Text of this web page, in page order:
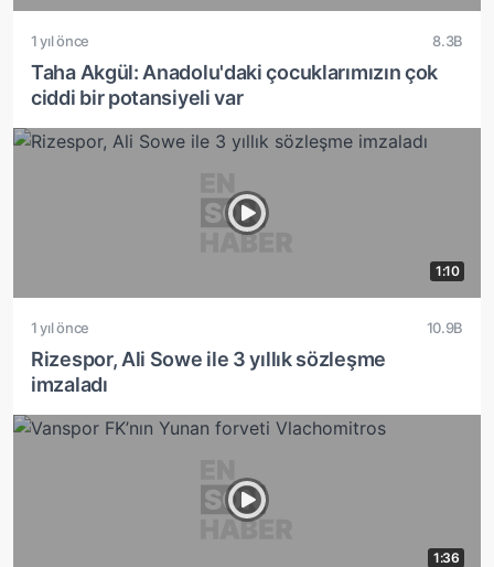
1 yıl önce 8.3B
Taha Akgül: Anadolu'daki çocuklarımızın çok
ciddi bir potansiyeli var
1:10
1 yıl önce 10.9B
Rizespor, Ali Sowe ile 3 yıllık sözleşme
imzaladı
1:36